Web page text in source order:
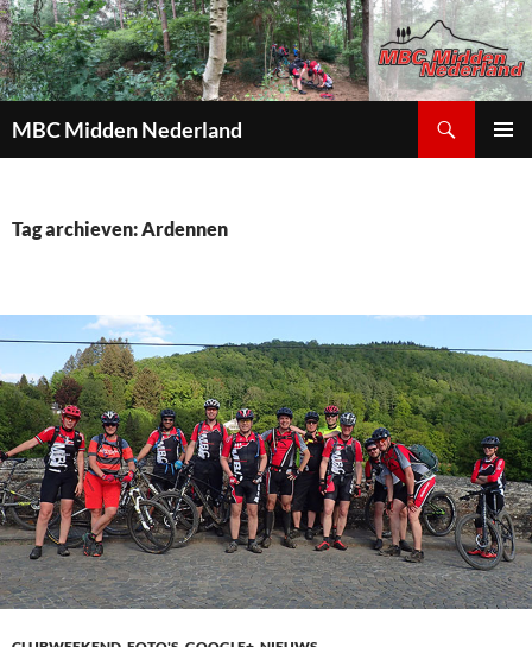
MBC Midden Nederland
INHOUD
Tag archieven: Ardennen